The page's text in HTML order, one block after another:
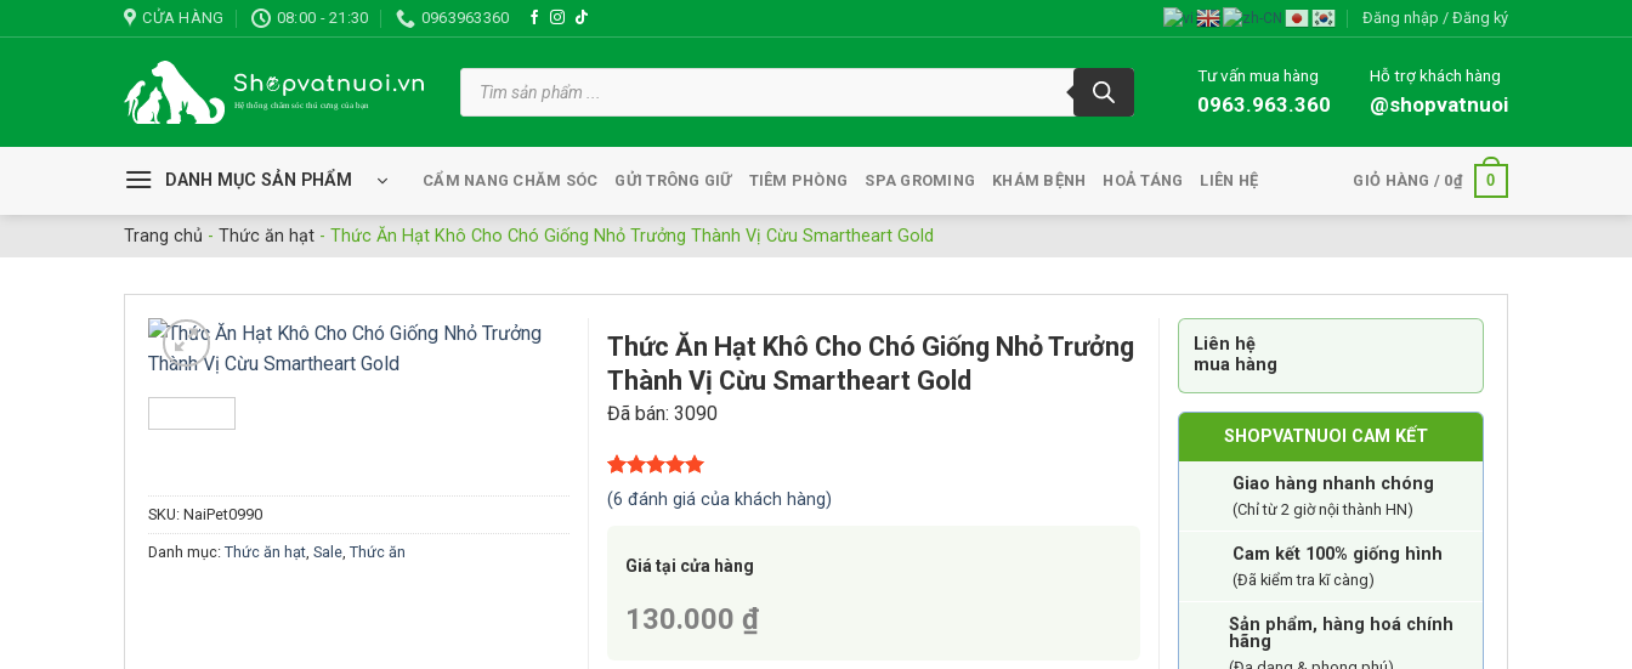
qua
CỬA HÀNG 08:00 - 21:30 0963963360 Đăng nhập / Đăng ký
Tìm
kiếm
phẩm
Tư vấn mua hàng
0963.963.360
Hỗ trợ khách hàng
@shopvatnuoi
DANH MỤC SẢN PHẨM CẨM NANG CHĂM SÓC GỬI TRÔNG GIỮ TIÊM PHÒNG SPA GROMING KHÁM BỆNH HOẢ TÁNG LIÊN HỆ GIỎ HÀNG / 0₫ 0
Trang chủ - Thức ăn hạt - Thức Ăn Hạt Khô Cho Chó Giống Nhỏ Trưởng Thành Vị Cừu Smartheart Gold
SKU: NaiPet0990
Danh mục: Thức ăn hạt Sale Thức ăn
Thức Ăn Hạt Khô Cho Chó Giống Nhỏ Trưởng
Thành Vị Cừu Smartheart Gold
Đã bán: 3090
5.00trên 5
dựa trên
6
(6 đánh giá của khách hàng)
Giá tại cửa hàng
130.000 ₫
Liên hệ
mua hàng
SHOPVATNUOI CAM KẾT
Giao hàng nhanh chóng
(Chỉ từ 2 giờ nội thành HN)
Cam kết 100% giống hình
(Đã kiểm tra kĩ càng)
Sản phẩm, hàng hoá chính
hãng